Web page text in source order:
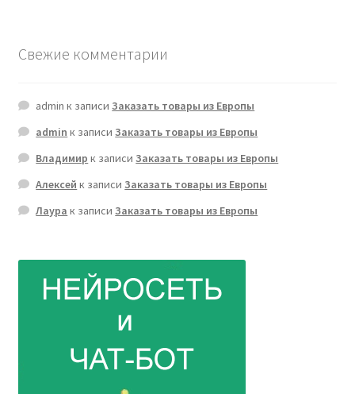
Свежие комментарии
admin к записиЗаказать товары из Европы
admin к записиЗаказать товары из Европы
Владимир к записиЗаказать товары из Европы
Алексей к записиЗаказать товары из Европы
Лаура к записиЗаказать товары из Европы